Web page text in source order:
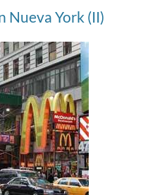
Nueva York (II)